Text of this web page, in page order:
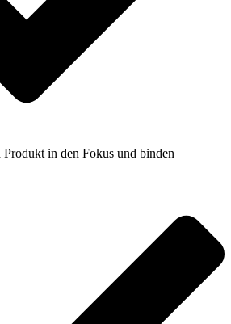
Produkt in den Fokus und binden